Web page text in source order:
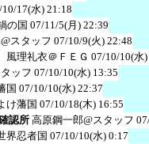
10/17(水) 21:18
の国 07/11/5(月) 22:39
スタッフ 07/10/9(火) 22:48
風理礼衣＠ＦＥＧ 07/10/10(水
ッフ 07/10/10(水) 13:35
国 07/10/10(水) 22:37
け藩国 07/10/18(木) 16:55
認所 高原鋼一郎@スタッフ
界忍者国 07/10/10(水) 0:17